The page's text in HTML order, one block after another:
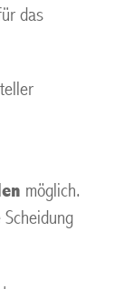
das
möglich.